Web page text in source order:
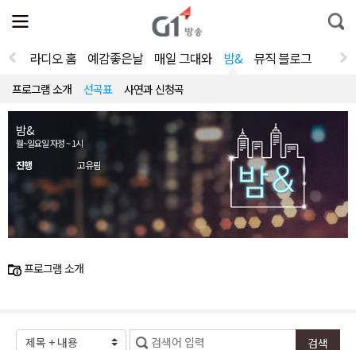
전
체
뉴
열
통
합
라디오 홈 예감좋은날 매일 그대와 밤& 뮤직 블로그
프로그램 소개 선곡표 사연과 신청곡
밤&
월~일요일 자정 ~ 1시
진행 고유림
프로그램 소개